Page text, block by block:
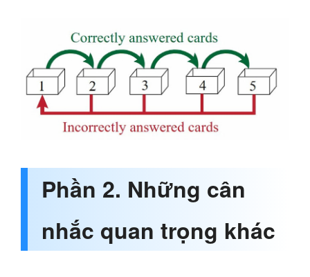
Phần 2. Những cân
nhắc quan trọng khác